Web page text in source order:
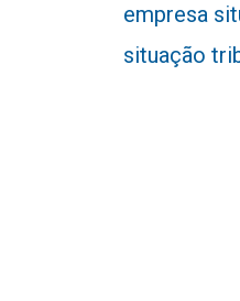
empresa
situação